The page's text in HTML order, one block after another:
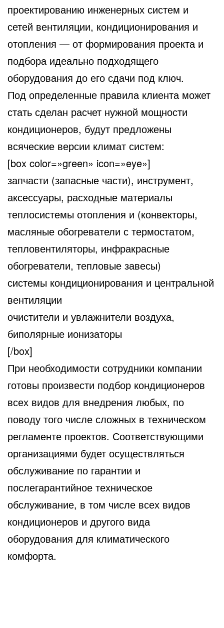
проектированию инженерных систем и
сетей вентиляции, кондиционирования и
отопления — от формирования проекта и
подбора идеально подходящего
оборудования до его сдачи под ключ.
Под определенные правила клиента может
стать сделан расчет нужной мощности
кондиционеров, будут предложены
всяческие версии климат систем:
[box color=»green» icon=»eye»]
запчасти (запасные части), инструмент,
аксессуары, расходные материалы
теплосистемы отопления и (конвекторы,
масляные обогреватели с термостатом,
тепловентиляторы, инфракрасные
обогреватели, тепловые завесы)
системы кондиционирования и центральной
вентиляции
очистители и увлажнители воздуха,
биполярные ионизаторы
[/box]
При необходимости сотрудники компании
готовы произвести подбор кондиционеров
всех видов для внедрения любых, по
поводу того числе сложных в техническом
регламенте проектов. Соответствующими
организациями будет осуществляться
обслуживание по гарантии и
послегарантийное техническое
обслуживание, в том числе всех видов
кондиционеров и другого вида
оборудования для климатического
комфорта.